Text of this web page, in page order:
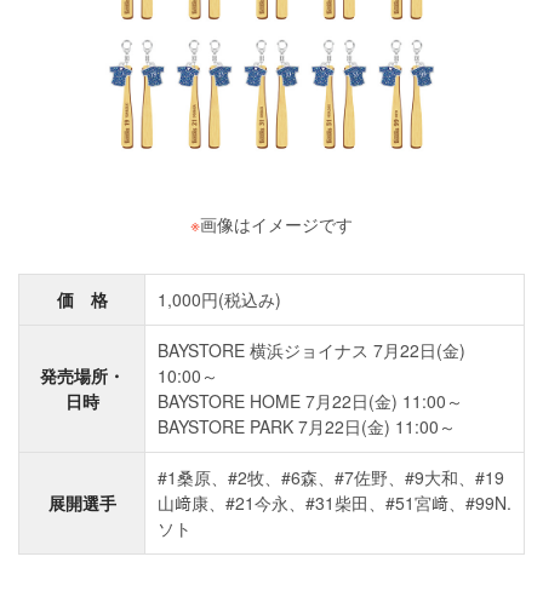
※画像はイメージです
価 格 1,000円(税込み)
発売場所・
日時
BAYSTORE 横浜ジョイナス 7月22日(金)
10:00～
BAYSTORE HOME 7月22日(金) 11:00～
BAYSTORE PARK 7月22日(金) 11:00～
展開選手
#1桑原、#2牧、#6森、#7佐野、#9大和、#19
山﨑康、#21今永、#31柴田、#51宮﨑、#99N.
ソト